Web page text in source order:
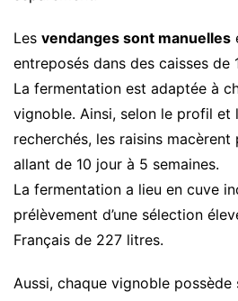
Les vendanges sont manuelles
entreposés dans des caisses de
La fermentation est adaptée à
vignoble. Ainsi, selon le profil et
recherchés, les raisins
allant de 10 jour à 5 semaines.
La fermentation a lieu en cuve
prélèvement d’une sélection
Français de 227 litres.
Aussi, chaque vignoble